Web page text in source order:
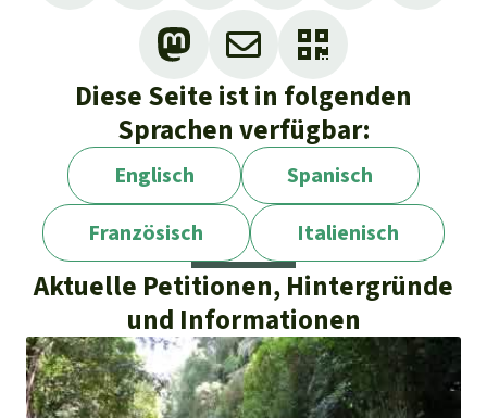
Diese Seite ist in folgenden
Sprachen verfügbar:
Englisch
Spanisch
Französisch
Italienisch
Aktuelle Petitionen, Hintergründe
und Informationen